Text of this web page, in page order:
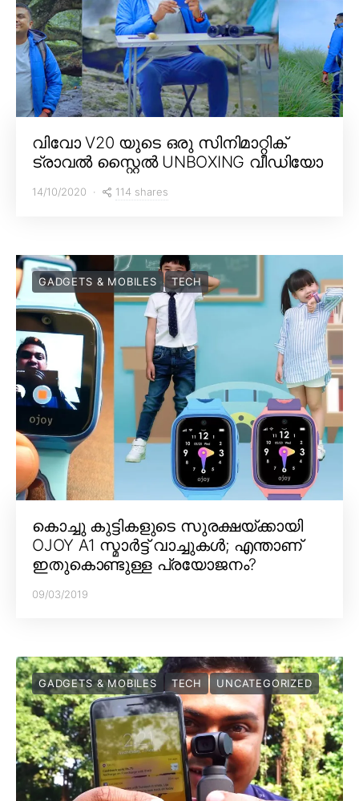
വിവോ V20 യുടെ ഒരു സിനിമാറ്റിക്
ട്രാവൽ സ്റ്റൈൽ UNBOXING വീഡിയോ
14/10/2020 114 shares
GADGETS & MOBILES TECH
കൊച്ചു കുട്ടികളുടെ സുരക്ഷയ്ക്കായി
OJOY A1 സ്മാർട്ട് വാച്ചുകൾ; എന്താണ്
ഇതുകൊണ്ടുള്ള പ്രയോജനം?
09/03/2019
GADGETS & MOBILES TECH UNCATEGORIZED